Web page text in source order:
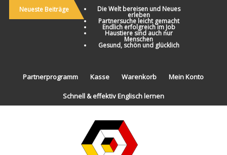
Neueste Beiträge Die Welt bereisen und Neues
erleben
Partnersuche leicht gemacht
Endlich erfolgreich im Job
Haustiere sind auch nur
Menschen
Gesund, schön und glücklich
Partnerprogramm Kasse Warenkorb Mein Konto
Schnell & effektiv Englisch lernen